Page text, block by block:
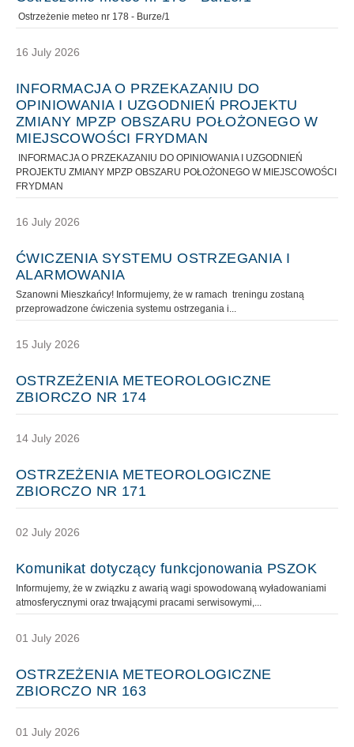
Ostrzeżenie meteo nr 178 - Burze/1
16 July 2026
INFORMACJA O PRZEKAZANIU DO
OPINIOWANIA I UZGODNIEŃ PROJEKTU
ZMIANY MPZP OBSZARU POŁOŻONEGO W
MIEJSCOWOŚCI FRYDMAN
INFORMACJA O PRZEKAZANIU DO OPINIOWANIA I UZGODNIEŃ
PROJEKTU ZMIANY MPZP OBSZARU POŁOŻONEGO W MIEJSCOWOŚCI
FRYDMAN
16 July 2026
ĆWICZENIA SYSTEMU OSTRZEGANIA I
ALARMOWANIA
Szanowni Mieszkańcy! Informujemy, że w ramach treningu zostaną
przeprowadzone ćwiczenia systemu ostrzegania i...
15 July 2026
OSTRZEŻENIA METEOROLOGICZNE
ZBIORCZO NR 174
14 July 2026
OSTRZEŻENIA METEOROLOGICZNE
ZBIORCZO NR 171
02 July 2026
Komunikat dotyczący funkcjonowania PSZOK
Informujemy, że w związku z awarią wagi spowodowaną wyładowaniami
atmosferycznymi oraz trwającymi pracami serwisowymi,...
01 July 2026
OSTRZEŻENIA METEOROLOGICZNE
ZBIORCZO NR 163
01 July 2026